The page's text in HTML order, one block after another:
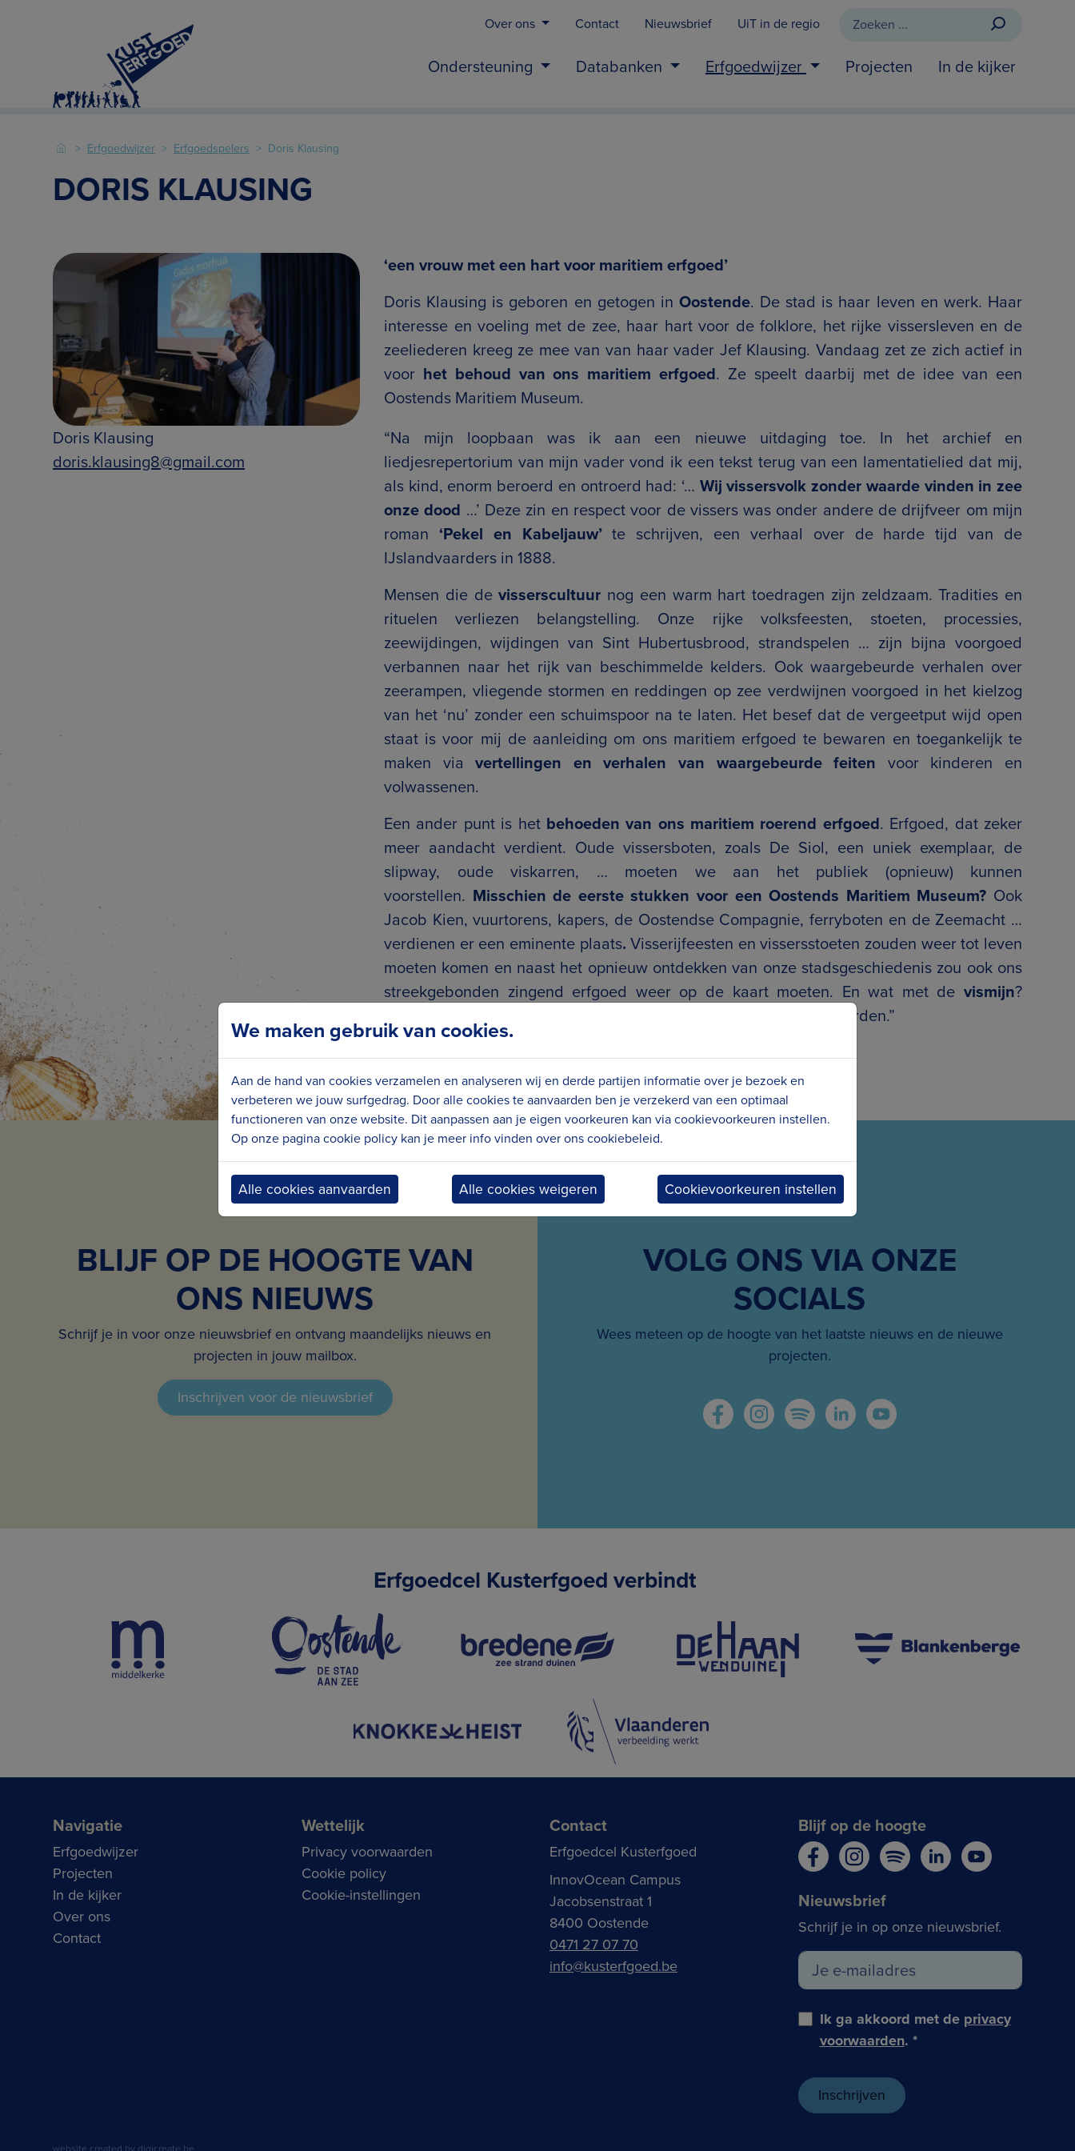
Over ons Contact Nieuwsbrief UiT in de regio
Ondersteuning Databanken Erfgoedwijzer Projecten In de kijker
Erfgoedwijzer Erfgoedspelers Doris Klausing
DORIS KLAUSING
‘een vrouw met een hart voor maritiem erfgoed’
Doris Klausing is geboren en getogen in Oostende. De stad is haar leven en werk. Haar
interesse en voeling met de zee, haar hart voor de folklore, het rijke vissersleven en de
zeeliederen kreeg ze mee van van haar vader Jef Klausing. Vandaag zet ze zich actief in
voor het behoud van ons maritiem erfgoed. Ze speelt daarbij met de idee van een
Oostends Maritiem Museum.
Doris Klausing
doris.klausing8@gmail.com
“Na mijn loopbaan was ik aan een nieuwe uitdaging toe. In het archief en
liedjesrepertorium van mijn vader vond ik een tekst terug van een lamentatielied dat mij,
als kind, enorm beroerd en ontroerd had: ‘… Wij vissersvolk zonder waarde vinden in zee
onze dood …’ Deze zin en respect voor de vissers was onder andere de drijfveer om mijn
roman ‘Pekel en Kabeljauw’te schrijven, een verhaal over de harde tijd van de
IJslandvaarders in 1888.
Mensen die devisserscultuur nog een warm hart toedragen zijn zeldzaam. Tradities en
rituelen verliezen belangstelling. Onze rijke volksfeesten, stoeten, processies,
zeewijdingen, wijdingen van Sint Hubertusbrood, strandspelen … zijn bijna voorgoed
verbannen naar het rijk van beschimmelde kelders. Ook waargebeurde verhalen over
zeerampen, vliegende stormen en reddingen op zee verdwijnen voorgoed in het kielzog
van het ‘nu’ zonder een schuimspoor na te laten. Het besef dat de vergeetput wijd open
staat is voor mij de aanleiding om ons maritiem erfgoed te bewaren en toegankelijk te
maken viavertellingen en verhalen van waargebeurde feiten voor kinderen en
volwassenen.
Een ander punt is het behoeden van ons maritiem roerend erfgoed. Erfgoed, dat zeker
meer aandacht verdient. Oude vissersboten, zoals De Siol, een uniek exemplaar, de
slipway, oude viskarren, … moeten we aan het publiek (opnieuw) kunnen
voorstellen. Misschien de eerste stukken voor een Oostends Maritiem Museum? Ook
Jacob Kien, vuurtorens, kapers, de Oostendse Compagnie, ferryboten en de Zeemacht …
verdienen er een eminente plaats.Visserijfeesten en vissersstoeten zouden weer tot leven
moeten komen en naast het opnieuw ontdekken van onze stadsgeschiedenis zou ook ons
streekgebonden zingend erfgoed weer op de kaart moeten. En wat met de vismijn?
Samenwerking met cultuur en toerisme kan een win-win plaatje worden.”
BLIJF OP DE HOOGTE VAN
ONS NIEUWS
Schrijf je in voor onze nieuwsbrief en ontvang maandelijks nieuws en
projecten in jouw mailbox.
Inschrijven voor de nieuwsbrief
VOLG ONS VIA ONZE
SOCIALS
Wees meteen op de hoogte van het laatste nieuws en de nieuwe
projecten.
Erfgoedcel Kusterfgoed verbindt
Navigatie
Erfgoedwijzer
Projecten
In de kijker
Over ons
Contact
Wettelijk
Privacy voorwaarden
Cookie policy
Cookie-instellingen
Contact
Erfgoedcel Kusterfgoed
InnovOcean Campus
Jacobsenstraat 1
8400 Oostende
0471 27 07 70
info@kusterfgoed.be
Blijf op de hoogte
Nieuwsbrief
Schrijf je in op onze nieuwsbrief.
Ik ga akkoord met de privacy
voorwaarden. *
We maken gebruik van cookies.
Aan de hand van cookies verzamelen en analyseren wij en derde partijen informatie over je bezoek en
verbeteren we jouw surfgedrag. Door alle cookies te aanvaarden ben je verzekerd van een optimaal
functioneren van onze website. Dit aanpassen aan je eigen voorkeuren kan via cookievoorkeuren instellen.
Op onze pagina cookie policy kan je meer info vinden over ons cookiebeleid.
Alle cookies aanvaarden Alle cookies weigeren Cookievoorkeuren instellen